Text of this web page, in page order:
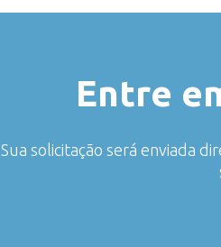
Entre
Sua solicitação será enviada